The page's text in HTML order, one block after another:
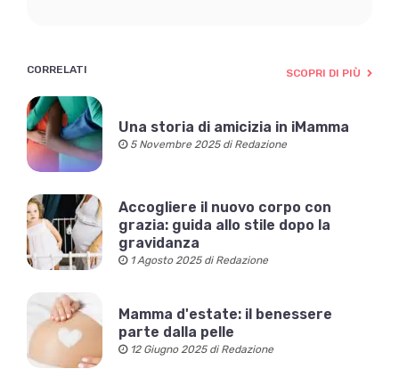
CORRELATI SCOPRI DI PIÙ
Una storia di amicizia in iMamma
5 Novembre 2025 di Redazione
Accogliere il nuovo corpo con
grazia: guida allo stile dopo la
gravidanza
1 Agosto 2025 di Redazione
Mamma d'estate: il benessere
parte dalla pelle
12 Giugno 2025 di Redazione